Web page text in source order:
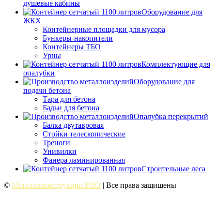
душевые кабины
Оборудование для
ЖКХ
Контейнерные площадки для мусора
Бункеры-накопители
Контейнеры ТБО
Урны
Комплектующие для
опалубки
Оборудование для
подачи бетона
Тара для бетона
Бадьи для бетона
Опалубка перекрытий
Балка двутавровая
Стойки телескопические
Треноги
Унивилки
Фанера ламинированная
Строительные леса
© Металлоконструкции PRO | Все права защищены